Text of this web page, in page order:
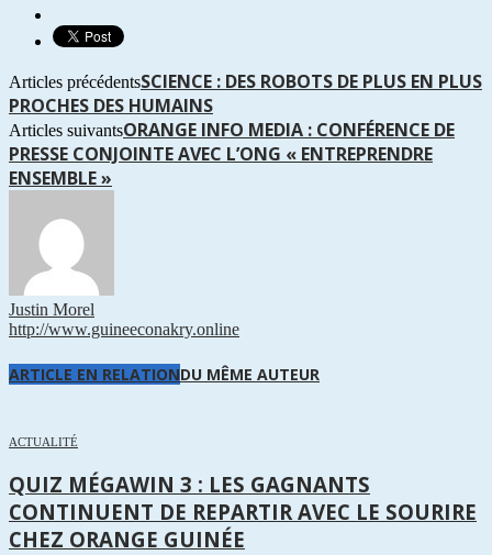
Articles précédentsSCIENCE : DES ROBOTS DE PLUS EN PLUS
PROCHES DES HUMAINS
Articles suivantsORANGE INFO MEDIA : CONFÉRENCE DE
PRESSE CONJOINTE AVEC L’ONG « ENTREPRENDRE
ENSEMBLE »
Justin Morel
http://www.guineeconakry.online
ARTICLE EN RELATIONDU MÊME AUTEUR
ACTUALITÉ
QUIZ MÉGAWIN 3 : LES GAGNANTS
CONTINUENT DE REPARTIR AVEC LE SOURIRE
CHEZ ORANGE GUINÉE